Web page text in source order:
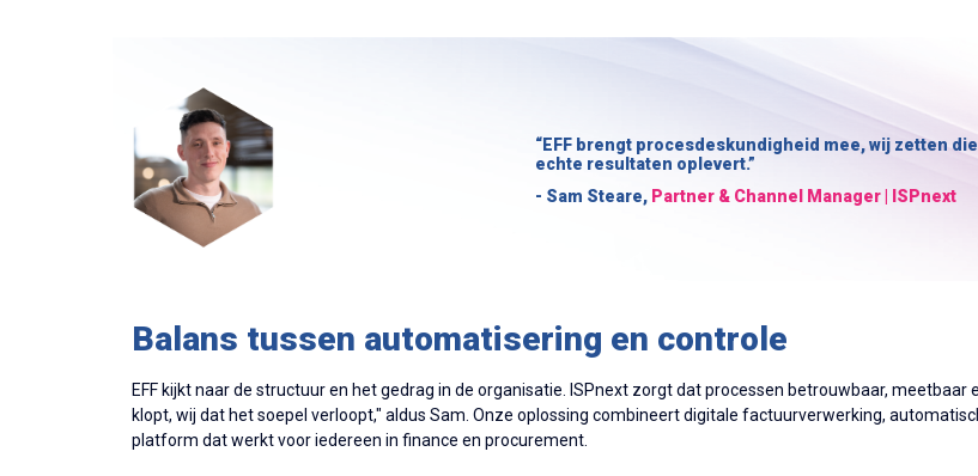
“EFF brengt procesdeskundigheid mee, wij zetten
echte resultaten oplevert.”
- Sam Steare, Partner & Channel Manager | ISPnext
Balans tussen automatisering en controle
EFF kijkt naar de structuur en het gedrag in de organisatie. ISPnext zorgt dat processen betrouwbaar,
klopt, wij dat het soepel verloopt," aldus Sam. Onze oplossing combineert digitale factuurverwerking,
platform dat werkt voor iedereen in finance en procurement.